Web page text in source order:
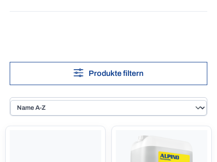
Produkte filtern